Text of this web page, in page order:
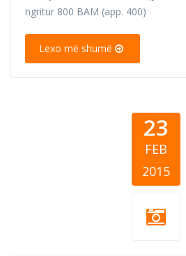
ngritur 800 BAM (app. 400)
Lexo më shumë
23
FEB
2015